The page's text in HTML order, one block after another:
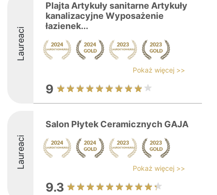
Laureaci
Plajta Artykuły sanitarne Artykuły
kanalizacyjne Wyposażenie
łazienek...
Pokaż więcej >>
9
Laureaci
Salon Płytek Ceramicznych GAJA
Pokaż więcej >>
9.3